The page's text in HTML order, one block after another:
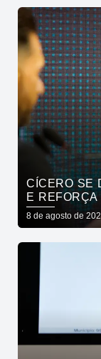
CÍCERO SE
E
8 de agosto de